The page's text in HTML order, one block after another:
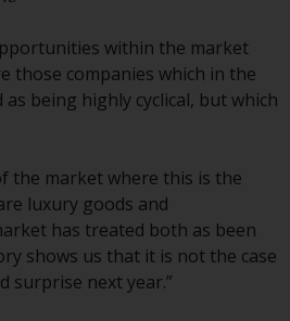
bestimmt, in
diejenigen
das Anbieten
und
gestattet ist.
für Anleger in der
within the market
those companies which in the
being highly cyclical, but which
the market where this is the
luxury goods and
has treated both as been
shows us that it is not the case
surprise next year.”